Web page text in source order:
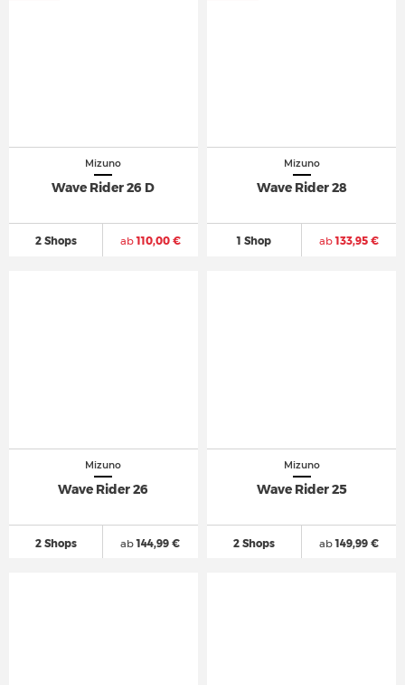
Mizuno
Wave Rider 26 D
2 Shops ab110,00 €
Mizuno
Wave Rider 28
1 Shop ab133,95 €
Mizuno
Wave Rider 26
2 Shops ab144,99 €
Mizuno
Wave Rider 25
2 Shops ab149,99 €